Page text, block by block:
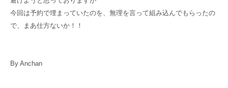
今回は予約で埋まっていたのを、無理を言って組み込んでもらったの
で、まあ仕方ないか！！
By Anchan